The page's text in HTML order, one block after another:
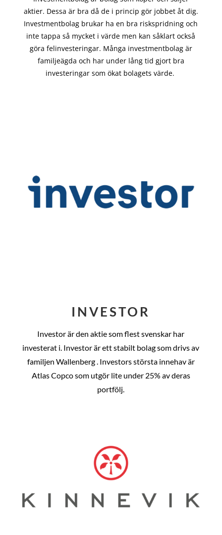
aktier. Dessa är bra då de i princip görjobbet åt dig.
Investmentbolag brukar ha en bra riskspridning och
inte tappa så mycket i värde men kan såklart också
göra felinvesteringar. Många investmentbolag är
familjeägda och har under lång tid gjort bra
investeringar som ökat bolagets värde.
INVESTOR
Investor är den aktie som flest svenskar har
investerat i. Investor är ett stabilt bolag som drivs av
familjen Wallenberg . Investors största innehav är
Atlas Copco som utgör lite under 25% av deras
portfölj.